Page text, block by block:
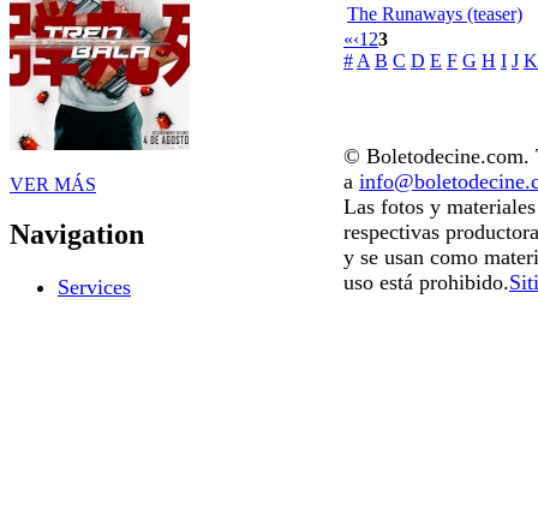
VER MÁS
Navigation
Services
The Runaways (teaser)
«‹1 23
# A B C D E F G H I J K
© Boletodecine.com.
a
Las fotos y
respectivas
y se usan como
uso está prohibido.